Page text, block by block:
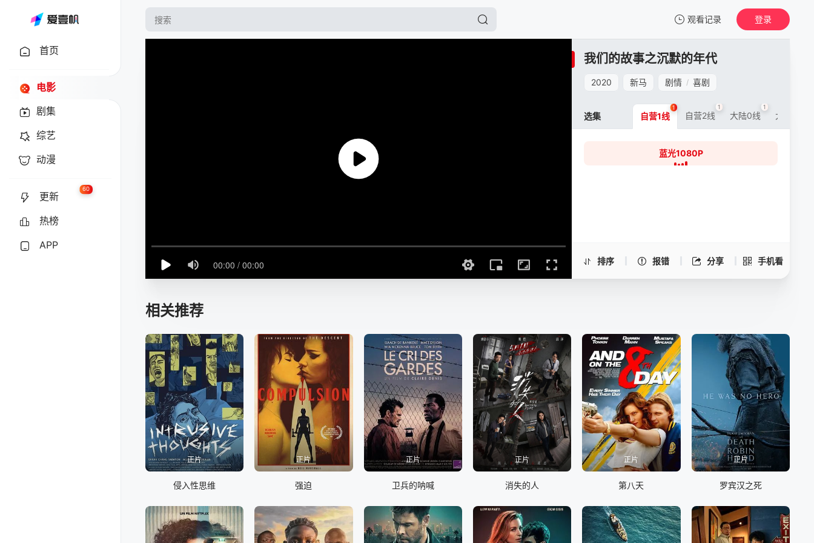
观看记录
我的观影记录
登录
首页
电影
剧集
综艺
动漫
更新
60
热榜
APP
我们的故事之沉默的年代
2020 新马 剧情 / 喜剧
排序 报错 分享 手机看
我们的故事之沉默的年代 -蓝光1080P
选集 自营1线
1
自营2线
1
大陆0线
1
大陆5线
蓝光1080P
相关推荐
正片
侵入性思维
正片
强迫
正片
卫兵的呐喊
正片
消失的人
正片
第八天
正片
罗宾汉之死